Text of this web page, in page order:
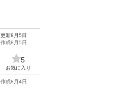
更新8月5日
作成8月5日
5
お気に入り
作成8月4日